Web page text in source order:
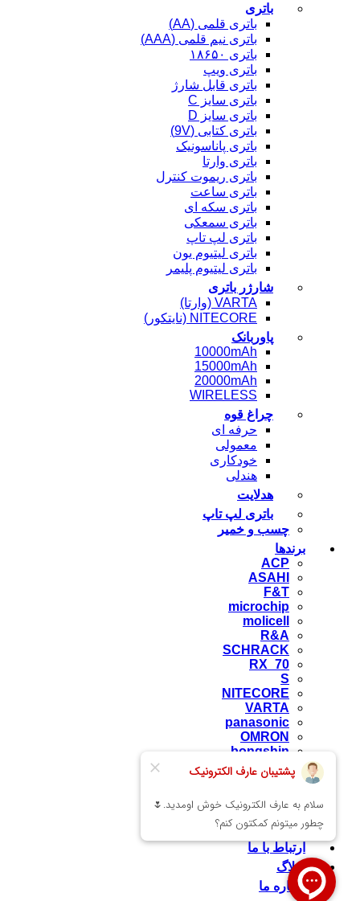
باتری
باتری قلمی (AA)
باتری نیم قلمی (AAA)
باتری ۱۸۶۵۰
باتری ویپ
باتری قابل شارژ
باتری سایز C
باتری سایز D
باتری کتابی (9V)
باتری پاناسونیک
باتری وارتا
باتری ریموت کنترل
باتری ساعت
باتری سکه ای
باتری سمعکی
باتری لپ تاپ
باتری لیتیوم یون
باتری لیتیوم پلیمر
شارژر باتری
VARTA (وارتا)
NITECORE (نایتکور)
پاوربانک
10000mAh
15000mAh
20000mAh
WIRELESS
چراغ قوه
حرفه ای
معمولی
خودکاری
هندلی
هدلایت
باتری لپ تاپ
چسب و خمیر
برندها
ACP
ASAHI
F&T
microchip
molicell
R&A
SCHRACK
RX_70
S
NITECORE
VARTA
panasonic
OMRON
bongshin
yaohua
camos
NHG
راهنمای خرید از سایت
ارتباط با ما
وبلاگ
درباره ما